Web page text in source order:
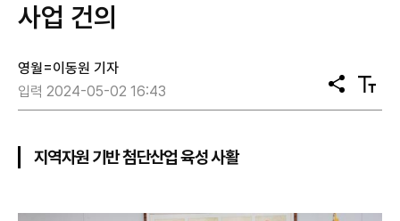
사업 건의
영월=이동원 기자
입력 2024-05-02 16:43
공
유
텍
스
지역자원 기반 첨단산업 육성 사활